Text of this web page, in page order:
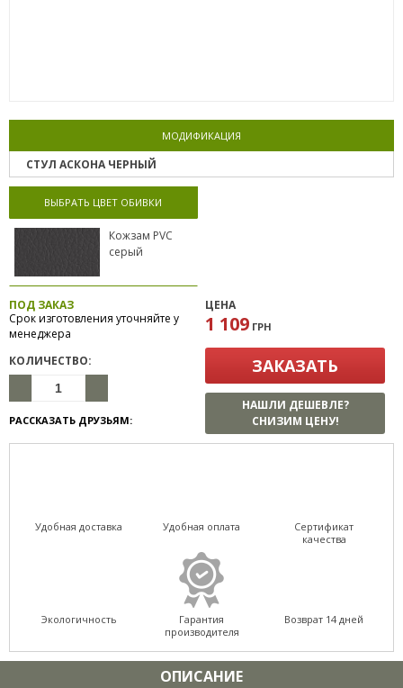
МОДИФИКАЦИЯ
СТУЛ АСКОНА ЧЕРНЫЙ
ВЫБРАТЬ ЦВЕТ ОБИВКИ
Кожзам PVC
серый
ПОД ЗАКАЗ
Срок изготовления уточняйте у
менеджера
КОЛИЧЕСТВО:
РАССКАЗАТЬ ДРУЗЬЯМ:
ЦЕНА
1 109 ГРН
ЗАКАЗАТЬ
НАШЛИ ДЕШЕВЛЕ?
СНИЗИМ ЦЕНУ!
Удобная доставка Удобная оплата
Сертификат
качества
Экологичность
Гарантия
производителя
Возврат 14 дней
ОПИСАНИЕ